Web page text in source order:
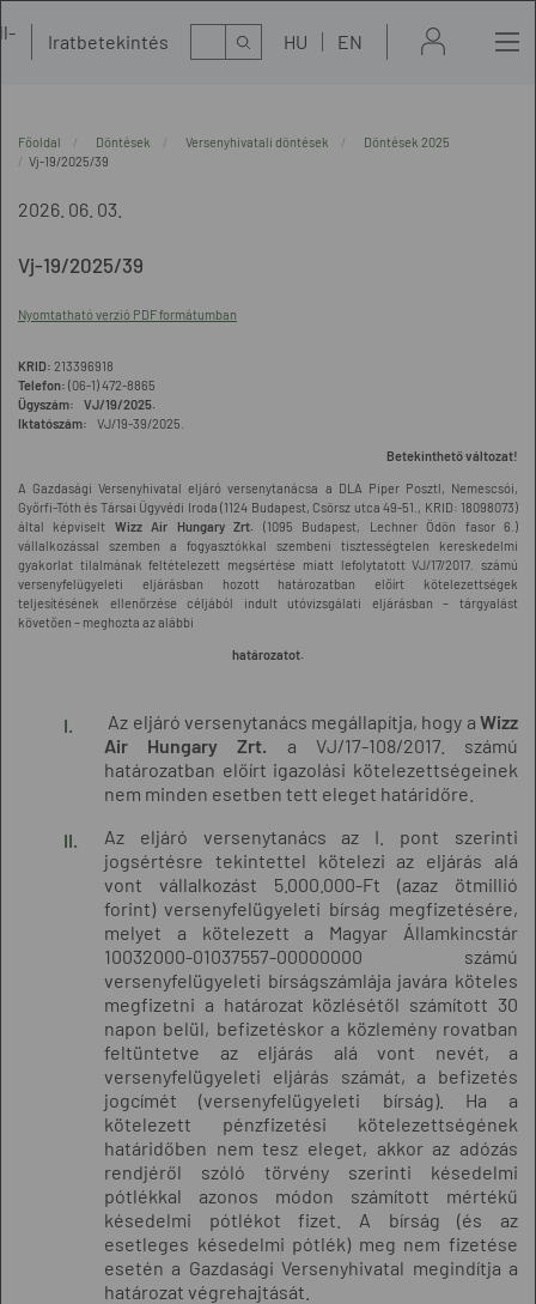
Iratbetekintés Kereső HU EN
Főoldal Döntések Versenyhivatali döntések
Döntések 2025
Vj-19/2025/39
2026. 06. 03.
Vj-19/2025/39
Nyomtatható verzió PDF formátumban
KRID: 213396918
Telefon: (06-1) 472-8865
Ügyszám: VJ/19/2025.
Iktatószám: VJ/19-39/2025.
Betekinthető változat!
A Gazdasági Versenyhivatal eljáró versenytanácsa a DLA Piper Posztl, Nemescsói,
Győrfi-Tóth és Társai Ügyvédi Iroda (1124 Budapest, Csörsz utca 49-51., KRID: 18098073)
által képviselt Wizz Air Hungary Zrt. (1095 Budapest, Lechner Ödön fasor 6.)
vállalkozással szemben a fogyasztókkal szembeni tisztességtelen kereskedelmi
gyakorlat tilalmának feltételezett megsértése miatt lefolytatott VJ/17/2017. számú
versenyfelügyeleti eljárásban hozott határozatban előírt kötelezettségek
teljesítésének ellenőrzése céljából indult utóvizsgálati eljárásban – tárgyalást
követően – meghozta az alábbi
határozatot.
Az eljáró versenytanács megállapítja, hogy a Wizz
Air Hungary Zrt. a VJ/17-108/2017. számú
határozatban előírt igazolási kötelezettségeinek
nem minden esetben tett eleget határidőre.
Az eljáró versenytanács az I. pont szerinti
jogsértésre tekintettel kötelezi az eljárás alá
vont vállalkozást 5.000.000-Ft (azaz ötmillió
forint) versenyfelügyeleti bírság megfizetésére,
melyet a kötelezett a Magyar Államkincstár
10032000-01037557-00000000 számú
versenyfelügyeleti bírságszámlája javára köteles
megfizetni a határozat közlésétől számított 30
napon belül, befizetéskor a közlemény rovatban
feltüntetve az eljárás alá vont nevét, a
versenyfelügyeleti eljárás számát, a befizetés
jogcímét (versenyfelügyeleti bírság). Ha a
kötelezett pénzfizetési kötelezettségének
határidőben nem tesz eleget, akkor az adózás
rendjéről szóló törvény szerinti késedelmi
pótlékkal azonos módon számított mértékű
késedelmi pótlékot fizet. A bírság (és az
esetleges késedelmi pótlék) meg nem fizetése
esetén a Gazdasági Versenyhivatal megindítja a
határozat végrehajtását.